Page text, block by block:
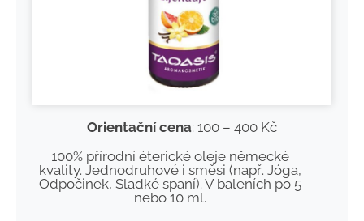
Orientační cena: 100 – 400 Kč
100% přírodní éterické oleje německé
kvality. Jednodruhové i směsi (např. Jóga,
Odpočinek, Sladké spaní). V baleních po 5
nebo 10 ml.